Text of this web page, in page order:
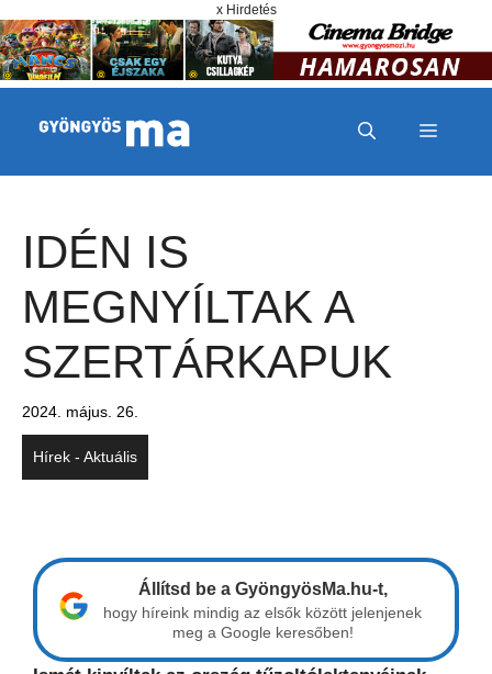
x Hirdetés
MENÜ
IDÉN IS
MEGNYÍLTAK A
SZERTÁRKAPUK
2024. május. 26.
Hírek - Aktuális
Állítsd be a GyöngyösMa.hu-t,
hogy híreink mindig az elsők között jelenjenek
meg a Google keresőben!